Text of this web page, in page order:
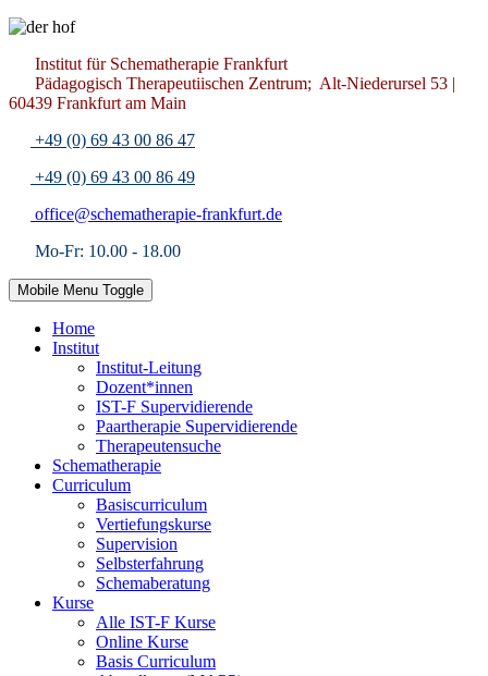
Institut für Schematherapie Frankfurt
Pädagogisch Therapeutiischen Zentrum; Alt-Niederursel 53 |
60439 Frankfurt am Main
+49 (0) 69 43 00 86 47
+49 (0) 69 43 00 86 49
office@schematherapie-frankfurt.de
Mo-Fr: 10.00 - 18.00
Mobile Menu Toggle
Home
Institut
Institut-Leitung
Dozent*innen
IST-F Supervidierende
Paartherapie Supervidierende
Therapeutensuche
Schematherapie
Curriculum
Basiscurriculum
Vertiefungskurse
Supervision
Selbsterfahrung
Schemaberatung
Kurse
Alle IST-F Kurse
Online Kurse
Basis Curriculum